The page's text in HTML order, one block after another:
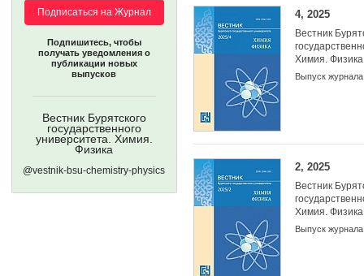
Подписаться на Журнал
Подпишитесь, чтобы
получать уведомления о
публикации новых
выпусков
Вестник Бурятского
государственного
университета. Химия.
Физика
@vestnik-bsu-chemistry-physics
Учредители:
4, 2025
Вестник
Химия. Физика
Выпуск журнала
2, 2025
Вестник
Химия. Физика
Выпуск журнала